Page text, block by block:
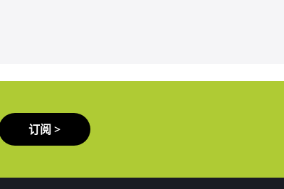
订阅 >